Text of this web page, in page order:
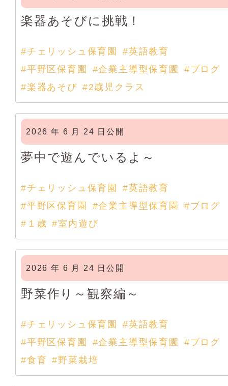
楽器あそびに挑戦！
#チェリッシュ保育園
#英語教育
#平野区保育園
#企業主導型保育園
#ブログ
#楽器あそび #2歳児クラス
2026 年 6 月 24 日公開
夢中で遊んでいるよ～
#チェリッシュ保育園
#英語教育
#平野区保育園
#企業主導型保育園
#ブログ
#１歳 #室内遊び
2026 年 6 月 24 日公開
野菜作り～観察編～
#チェリッシュ保育園
#英語教育
#平野区保育園
#企業主導型保育園
#ブログ
#食育
#野菜栽培